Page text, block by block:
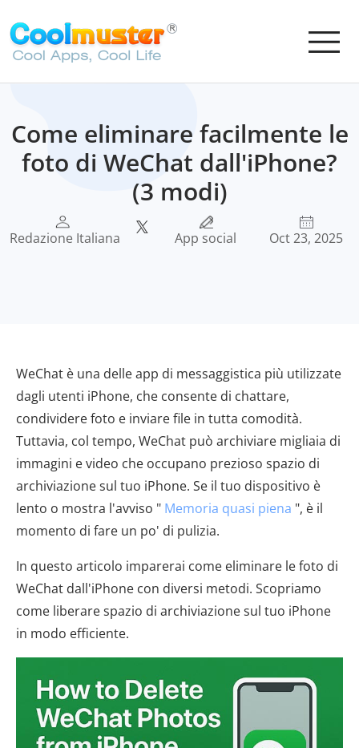
Come eliminare facilmente le
foto di WeChat dall'iPhone?
(3 modi)
Redazione Italiana App social Oct 23, 2025
WeChat è una delle app di messaggistica più utilizzate
dagli utenti iPhone, che consente di chattare,
condividere foto e inviare file in tutta comodità.
Tuttavia, col tempo, WeChat può archiviare migliaia di
immagini e video che occupano prezioso spazio di
archiviazione sul tuo iPhone. Se il tuo dispositivo è
lento o mostra l'avviso " Memoria quasi piena ", è il
momento di fare un po' di pulizia.
In questo articolo imparerai come eliminare le foto di
WeChat dall'iPhone con diversi metodi. Scopriamo
come liberare spazio di archiviazione sul tuo iPhone
in modo efficiente.